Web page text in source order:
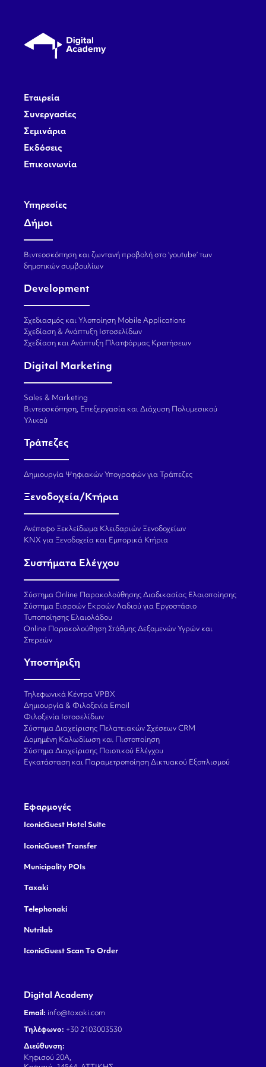
Εταιρεία
Συνεργασίες
Σεμινάρια
Εκδόσεις
Επικοινωνία
Υπηρεσίες
Δήμοι
Βιντεοσκόπηση και ζωντανή προβολή στο ‘youtube’ των
δημοτικών συμβουλίων
Development
Σχεδιασμός και Υλοποίηση Mobile Applications
Σχεδίαση & Ανάπτυξη Ιστοσελίδων
Σχεδίαση και Ανάπτυξη Πλατφόρμας Κρατήσεων
Digital Marketing
Sales & Marketing
Βιντεοσκόπηση, Επεξεργασία και Διάχυση Πολυμεσικού
Υλικού
Τράπεζες
Δημιουργία Ψηφιακών Υπογραφών για Τράπεζες
Ξενοδοχεία/Κτήρια
Ανέπαφο Ξεκλείδωμα Κλειδαριών Ξενοδοχείων
KNX για Ξενοδοχεία και Εμπορικά Κτήρια
Συστήματα Ελέγχου
Σύστημα Online Παρακολούθησης Διαδικασίας Ελαιοποίησης
Σύστημα Εισροών Εκροών Λαδιού για Εργοστάσιο
Τυποποίησης Ελαιολάδου
Online Παρακολούθηση Στάθμης Δεξαμενών Υγρών και
Στερεών
Υποστήριξη
Τηλεφωνικά Κέντρα VPBX
Δημιουργία & Φιλοξενία Email
Φιλοξενία Ιστοσελίδων
Σύστημα Διαχείρισης Πελατειακών Σχέσεων CRM
Δομημένη Καλωδίωση και Πιστοποίηση
Σύστημα Διαχείρισης Ποιοτικού Ελέγχου
Εγκατάσταση και Παραμετροποίηση Δικτυακού Εξοπλισμού
Εφαρμογές
IconicGuest Hotel Suite
IconicGuest Transfer
Municipality POIs
Taxaki
Telephonaki
Nutrilab
IconicGuest Scan To Order
Digital Academy
Email: info@taxaki.com
Τηλέφωνο: +30 2103003530
Διεύθυνση:
Κηφισού 20Α,